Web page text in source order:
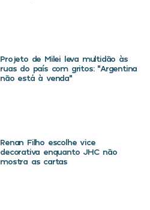
Projeto de Milei leva multidão às
ruas do país com gritos: “Argentina
não está à venda”
Renan Filho escolhe vice
decorativa enquanto JHC não
mostra as cartas